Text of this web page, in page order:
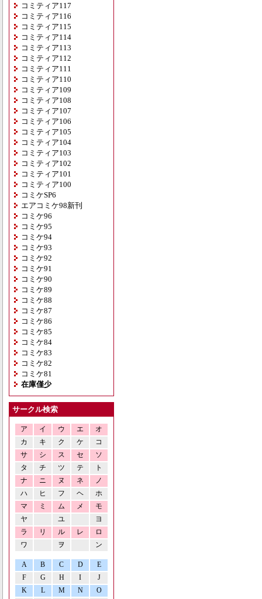
コミティア117
コミティア116
コミティア115
コミティア114
コミティア113
コミティア112
コミティア111
コミティア110
コミティア109
コミティア108
コミティア107
コミティア106
コミティア105
コミティア104
コミティア103
コミティア102
コミティア101
コミティア100
コミケSP6
エアコミケ98新刊
コミケ96
コミケ95
コミケ94
コミケ93
コミケ92
コミケ91
コミケ90
コミケ89
コミケ88
コミケ87
コミケ86
コミケ85
コミケ84
コミケ83
コミケ82
コミケ81
在庫僅少
サークル検索
ア イ ウ エ
オ
カ
キ ク ケ
コ
サ
シ ス セ
ソ
タ
チ ツ テ
ト
ナ
ニ ヌ ネ
ノ
ハ
ヒ フ ヘ
ホ
マ
ミ ム メ
モ
ヤ
ユ
ヨ
ラ
リ ル レ
ロ
ワ
ヲ ン
A B C D
E
F
G H I
J
K
L M N O